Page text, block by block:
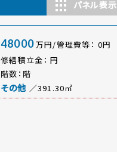
パネル表示
48000万円/管理費等： 0円
修繕積立金： 円
階数：階
その他 ／391.30㎡